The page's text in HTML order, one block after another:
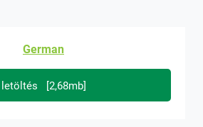
German
letöltés [2,68mb]